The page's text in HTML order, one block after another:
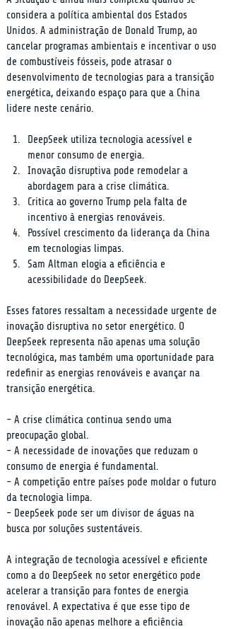
considera a política ambiental dos Estados
Unidos. A administração de Donald Trump, ao
cancelar programas ambientais e incentivar o uso
de combustíveis fósseis, pode atrasar o
desenvolvimento de tecnologias para a transição
energética, deixando espaço para que a China
lidere neste cenário.
DeepSeek utiliza tecnologia acessível e
menor consumo de energia.
Inovação disruptiva pode remodelar a
abordagem para a crise climática.
Critica ao governo Trump pela falta de
incentivo à energias renováveis.
Possível crescimento da liderança da China
em tecnologias limpas.
Sam Altman elogia a eficiência e
acessibilidade do DeepSeek.
Esses fatores ressaltam a necessidade urgente de
inovação disruptiva no setor energético. O
DeepSeek representa não apenas uma solução
tecnológica, mas também uma oportunidade para
redefinir as energias renováveis e avançar na
transição energética.
- A crise climática continua sendo uma
preocupação global.
- A necessidade de inovações que reduzam o
consumo de energia é fundamental.
- A competição entre países pode moldar o futuro
da tecnologia limpa.
- DeepSeek pode ser um divisor de águas na
busca por soluções sustentáveis.
A integração de tecnologia acessível e eficiente
como a do DeepSeek no setor energético pode
acelerar a transição para fontes de energia
renovável. A expectativa é que esse tipo de
inovação não apenas melhore a eficiência